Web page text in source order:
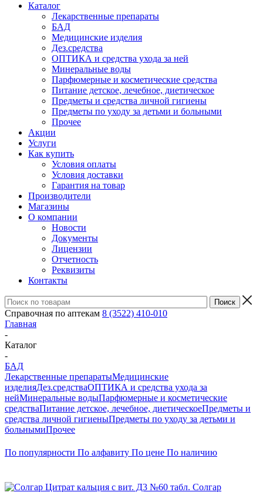
Каталог
Лекарственные препараты
БАД
Медицинские изделия
Дез.средства
ОПТИКА и средства ухода за ней
Минеральные воды
Парфюмерные и косметические средства
Питание детское, лечебное, диетическое
Предметы и средства личной гигиены
Предметы по уходу за детьми и больными
Прочее
Акции
Услуги
Как купить
Условия оплаты
Условия доставки
Гарантия на товар
Производители
Магазины
О компании
Новости
Документы
Лицензии
Отчетность
Реквизиты
Контакты
Справочная по аптекам 8 (3522) 410-010
Главная
-
Каталог
-
БАД
Лекарственные препаратыМедицинские
изделияДез.средстваОПТИКА и средства ухода за
нейМинеральные водыПарфюмерные и косметические
средстваПитание детское, лечебное, диетическоеПредметы и
средства личной гигиеныПредметы по уходу за детьми и
больнымиПрочее
По популярности По алфавиту По цене По наличию